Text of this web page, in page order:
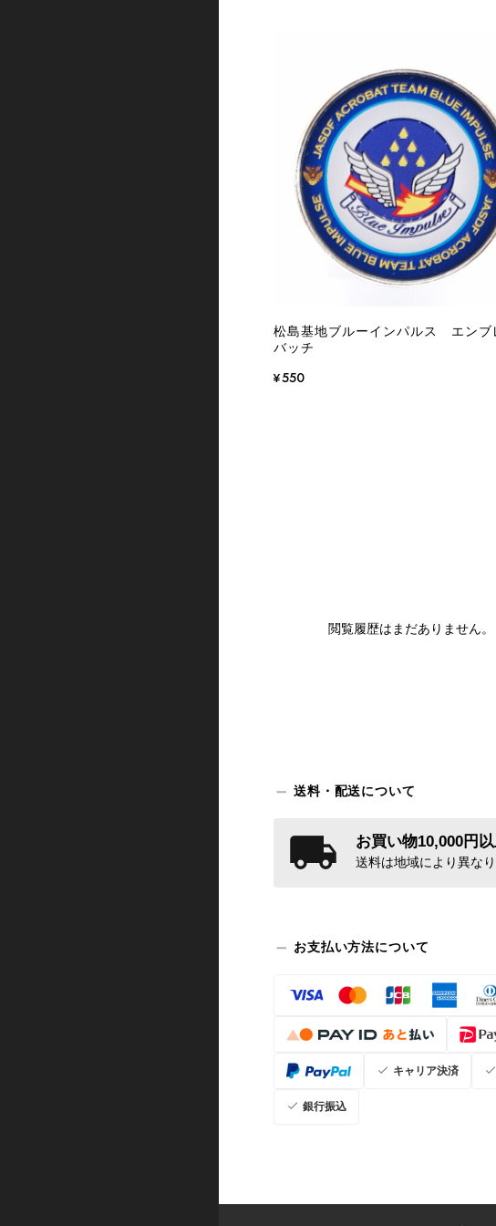
松島基地ブルーインパルス エンブ
バッチ
¥550
閲覧履歴はまだありません。
送料・配送について
お買い物10,000円
送料は地域により異なり
お支払い方法について
キャリア決済
銀行振込